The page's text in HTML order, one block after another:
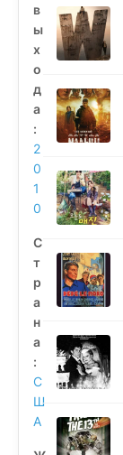
в
ы
х
о
д
а
:
2
0
1
0
С
т
р
а
н
а
:
С
Ш
А